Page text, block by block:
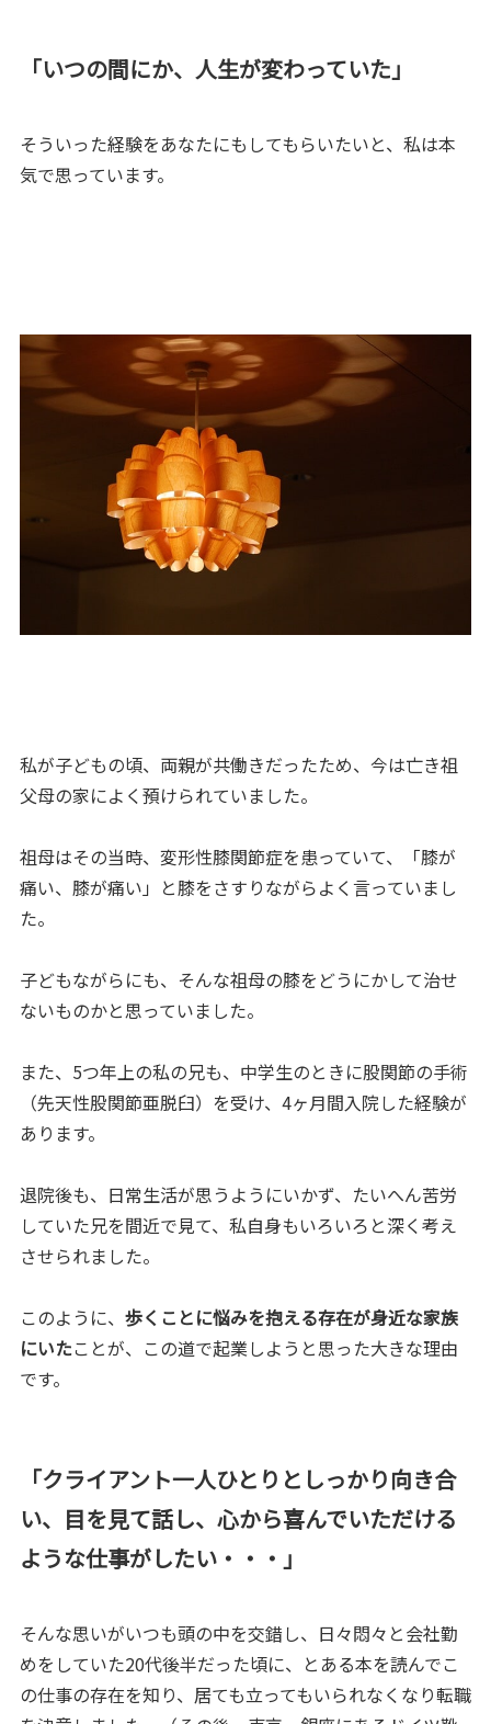
「いつの間にか、人生が変わっていた」
そういった経験をあなたにもしてもらいたいと、私は本
気で思っています。
私が子どもの頃、両親が共働きだったため、今は亡き祖
父母の家によく預けられていました。
祖母はその当時、変形性膝関節症を患っていて、「膝が
痛い、膝が痛い」と膝をさすりながらよく言っていまし
た。
子どもながらにも、そんな祖母の膝をどうにかして治せ
ないものかと思っていました。
また、5つ年上の私の兄も、中学生のときに股関節の手術
（先天性股関節亜脱臼）を受け、4ヶ月間入院した経験が
あります。
退院後も、日常生活が思うようにいかず、たいへん苦労
していた兄を間近で見て、私自身もいろいろと深く考え
させられました。
このように、 歩くことに悩みを抱える存在が身近な家族
にいたことが、この道で起業しようと思った大きな理由
です。
「クライアント一人ひとりとしっかり向き合
い、目を見て話し、心から喜んでいただける
ような仕事がしたい・・・」
そんな思いがいつも頭の中を交錯し、日々悶々と会社勤
めをしていた20代後半だった頃に、とある本を読んでこ
の仕事の存在を知り、居ても立ってもいられなくなり転職